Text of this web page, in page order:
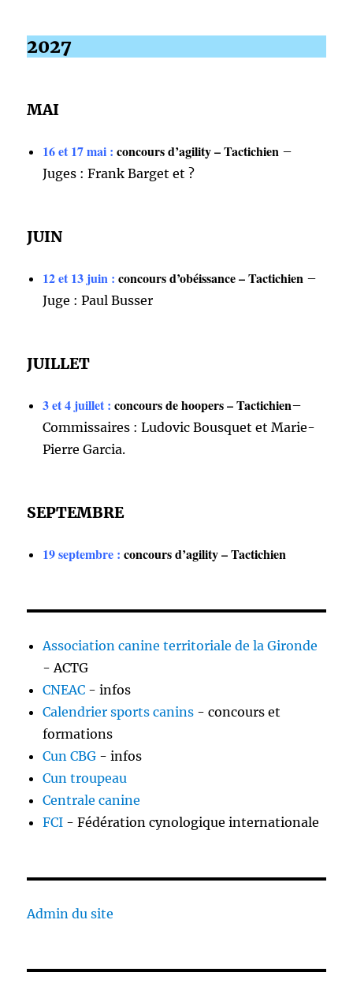
2027
MAI
16 et 17 mai : concours d’agility – Tactichien –
Juges : Frank Barget et ?
JUIN
12 et 13 juin : concours d’obéissance – Tactichien –
Juge : Paul Busser
JUILLET
3 et 4 juillet : concours de hoopers – Tactichien–
Commissaires : Ludovic Bousquet et Marie-
Pierre Garcia.
SEPTEMBRE
19 septembre : concours d’agility – Tactichien
Association canine territoriale de la Gironde
- ACTG
CNEAC - infos
Calendrier sports canins - concours et
formations
Cun CBG - infos
Cun troupeau
Centrale canine
FCI - Fédération cynologique internationale
Admin du site